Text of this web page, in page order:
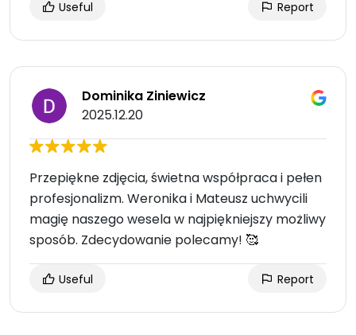
Useful Report
Dominika Ziniewicz
2025.12.20
Przepiękne zdjęcia, świetna współpraca i pełen
profesjonalizm. Weronika i Mateusz uchwycili
magię naszego wesela w najpiękniejszy możliwy
sposób. Zdecydowanie polecamy! 🥰
Useful Report